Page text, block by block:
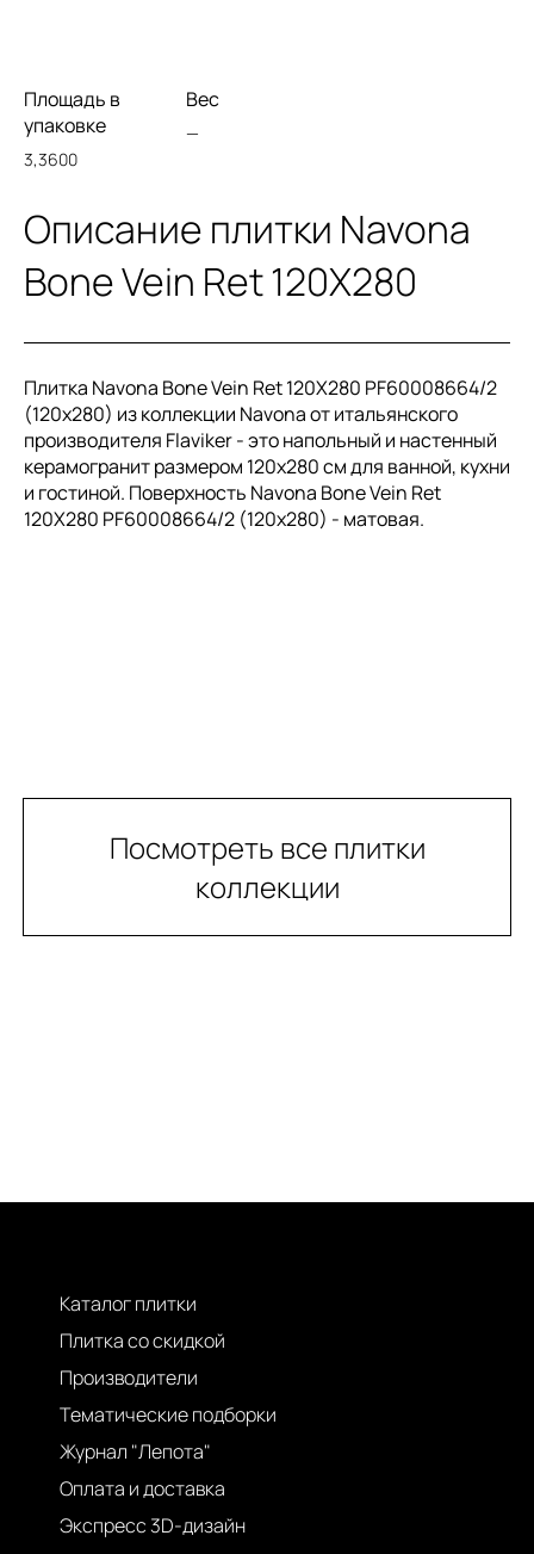
Площадь в
упаковке
3,3600
Вес
—
Описание плитки Navona
Bone Vein Ret 120X280
Плитка Navona Bone Vein Ret 120X280 PF60008664/2
(120x280) из коллекции Navona от итальянского
производителя Flaviker - это напольный и настенный
керамогранит размером 120x280 см для ванной, кухни
и гостиной. Поверхность Navona Bone Vein Ret
120X280 PF60008664/2 (120x280) - матовая.
Посмотреть все плитки
коллекции
Каталог плитки
Плитка со скидкой
Производители
Тематические подборки
Журнал "Лепота"
Оплата и доставка
Экспресс 3D-дизайн